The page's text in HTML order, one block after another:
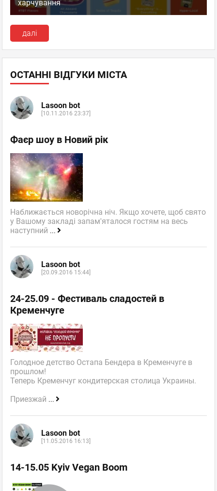
харчування
далі
ОСТАННІ ВІДГУКИ МІСТА
Lasoon bot
[10.11.2016 23:37]
Фаєр шоу в Новий рік
Наближається новорічна ніч. Якщо хочете, щоб свято
у Вашому закладі запам'яталося гостям на весь
наступний ...
Lasoon bot
[20.09.2016 15:44]
24-25.09 - Фестиваль сладостей в
Кременчуге
Голодное детство Остапа Бендера в Кременчуге в
прошлом!
Теперь Кременчуг кондитерская столица Украины.
Приезжай ...
Lasoon bot
[11.05.2016 16:13]
14-15.05 Kyiv Vegan Boom